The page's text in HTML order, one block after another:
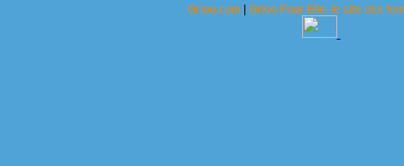
Grioo.com |Grioo Pour Elle, le site des